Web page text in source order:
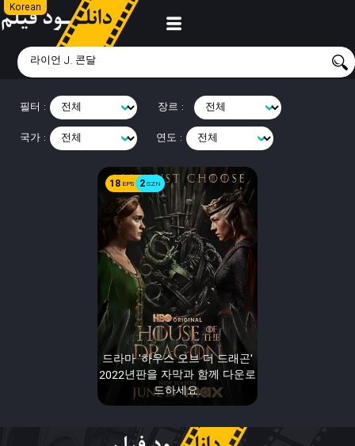
Korean
필터 :
장르 :
국가 :
연도 :
드라마 '하우스 오브 더 드래곤'
2022년판을 자막과 함께 다운로
드하세요.
18 EPS 2SZN